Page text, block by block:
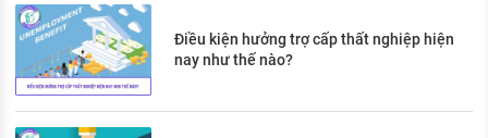
Điều kiện hưởng trợ cấp thất nghiệp hiện
nay như thế nào?